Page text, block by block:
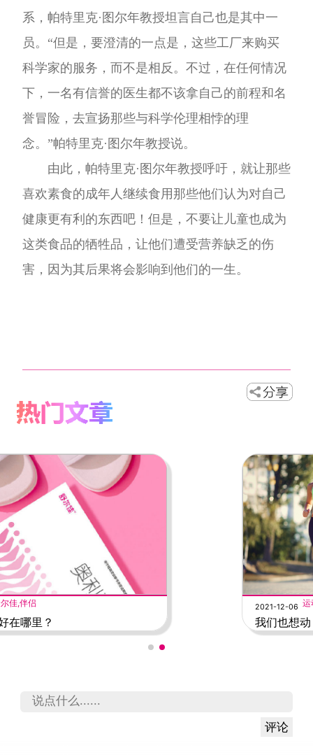
系，帕特里克·图尔年教授坦言自己也是其中一
员。“但是，要澄清的一点是，这些工厂来购买
科学家的服务，而不是相反。不过，在任何情况
下，一名有信誉的医生都不该拿自己的前程和名
誉冒险，去宣扬那些与科学伦理相悖的理
念。”帕特里克·图尔年教授说。
由此，帕特里克·图尔年教授呼吁，就让那些
喜欢素食的成年人继续食用那些他们认为对自己
健康更有利的东西吧！但是，不要让儿童也成为
这类食品的牺牲品，让他们遭受营养缺乏的伤
害，因为其后果将会影响到他们的一生。
我们也想动，奈何不好用！
评论